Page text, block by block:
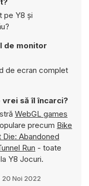
pe Y8 și
de monitor
de ecran complet
să îl încarci?
WebGL games
precum Bike
Die: Abandoned
Run - toate
Y8 Jocuri.
20 Noi 2022